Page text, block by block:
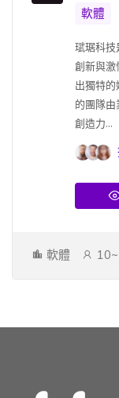
軟體
珷琚科技
創新與激
出獨特
的團隊
創造力...
軟體